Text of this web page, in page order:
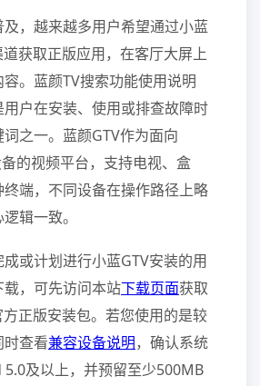
，越来越多用户希望通过小蓝
获取正版应用，在客厅大屏上
。蓝颜TV搜索功能使用说明
户在安装、使用或排查故障时
之一。蓝颜GTV作为面向
的视频平台，支持电视、盒
端，不同设备在操作路径上略
辑一致。
或计划进行小蓝GTV安装的用
，可先访问本站下载页面获取
正版安装包。若您使用的是较
查看兼容设备说明，确认系统
及以上，并预留至少500MB